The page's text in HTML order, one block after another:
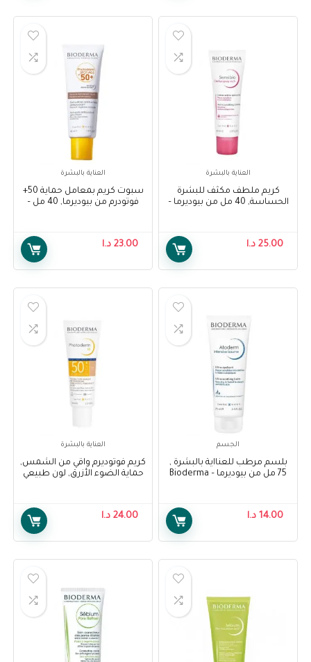
العناية بالبشرة
كريم ملطف مكثف للبشرة
الحساسة, 40 مل من بيوديرما –
25.00 د.ا
العناية بالبشرة
سبوت كريم بمعامل حماية 50+
فوتودرم من بيوديرما, 40 مل –
23.00 د.ا
الجسم
بلسم مرطب للعنااية بالبشرة ,
75 مل من بيوديرما – Bioderma
14.00 د.ا
العناية بالبشرة
كريم فوتوديرم واقي من الشمس,
حماية الضوء الأزرق, لون طبيعي
Light Protection Light Tone
SPF 50+, 40 Ml 24.00 د.ا